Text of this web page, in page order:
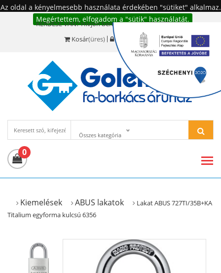
Az oldal a kényelmesebb használata érdekében "sütiket" alkalmaz.
Megértettem, elfogadom a "sütik" használatát.
KÉRDÉSE VAN? Hívjon bennünket!:+36 20 977-6494
Kosár(üres) Bejelentkezés
Összes kategória
0
Kiemelések ABUS lakatok
Lakat ABUS 727TI/35B+KA
Titalium egyforma kulcsú 6356